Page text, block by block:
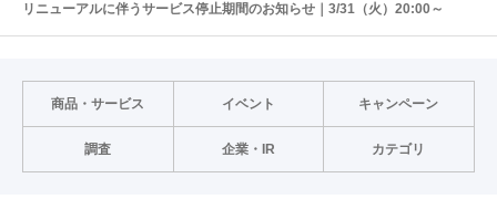
リニューアルに伴うサービス停止期間のお知らせ｜3/31（火）20:00～
商品・サービス イベント キャンペーン
調査 企業・IR カテゴリ